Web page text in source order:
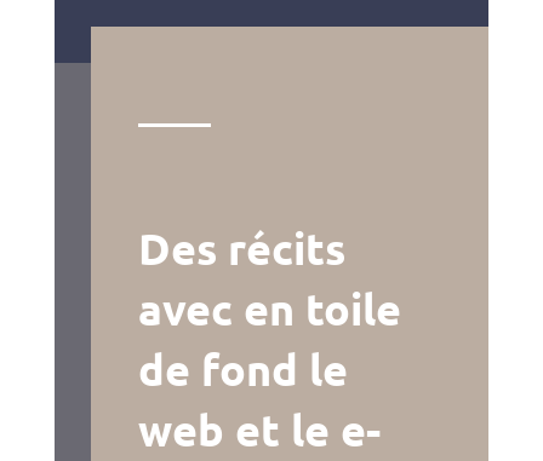
Des récits
avec en toile
de fond le
web et le e-